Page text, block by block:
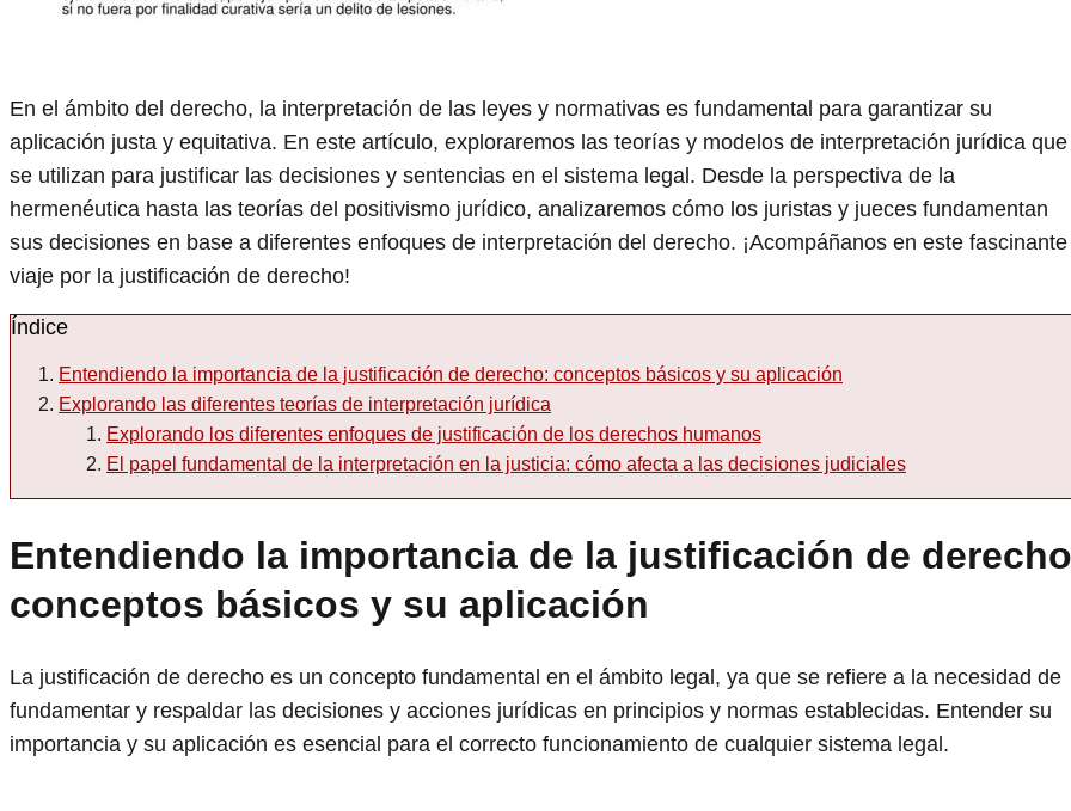
En el ámbito del derecho, la interpretación de las leyes y normativas es fundamental para garantizar su
aplicación justa y equitativa. En este artículo, exploraremos las teorías y modelos de interpretación jurídica que
se utilizan para justificar las decisiones y sentencias en el sistema legal. Desde la perspectiva de la
hermenéutica hasta las teorías del positivismo jurídico, analizaremos cómo los juristas y jueces fundamentan
sus decisiones en base a diferentes enfoques de interpretación del derecho. ¡Acompáñanos en este fascinante
viaje por la justificación de derecho!
Índice
Entendiendo la importancia de la justificación de derecho: conceptos básicos y su aplicación
Explorando las diferentes teorías de interpretación jurídica
Explorando los diferentes enfoques de justificación de los derechos humanos
El papel fundamental de la interpretación en la justicia: cómo afecta a las decisiones judiciales
Entendiendo la importancia de la justificación de
conceptos básicos y su aplicación
La justificación de derecho es un concepto fundamental en el ámbito legal, ya que se refiere a la necesidad de
fundamentar y respaldar las decisiones y acciones jurídicas en principios y normas establecidas. Entender su
importancia y su aplicación es esencial para el correcto funcionamiento de cualquier sistema legal.